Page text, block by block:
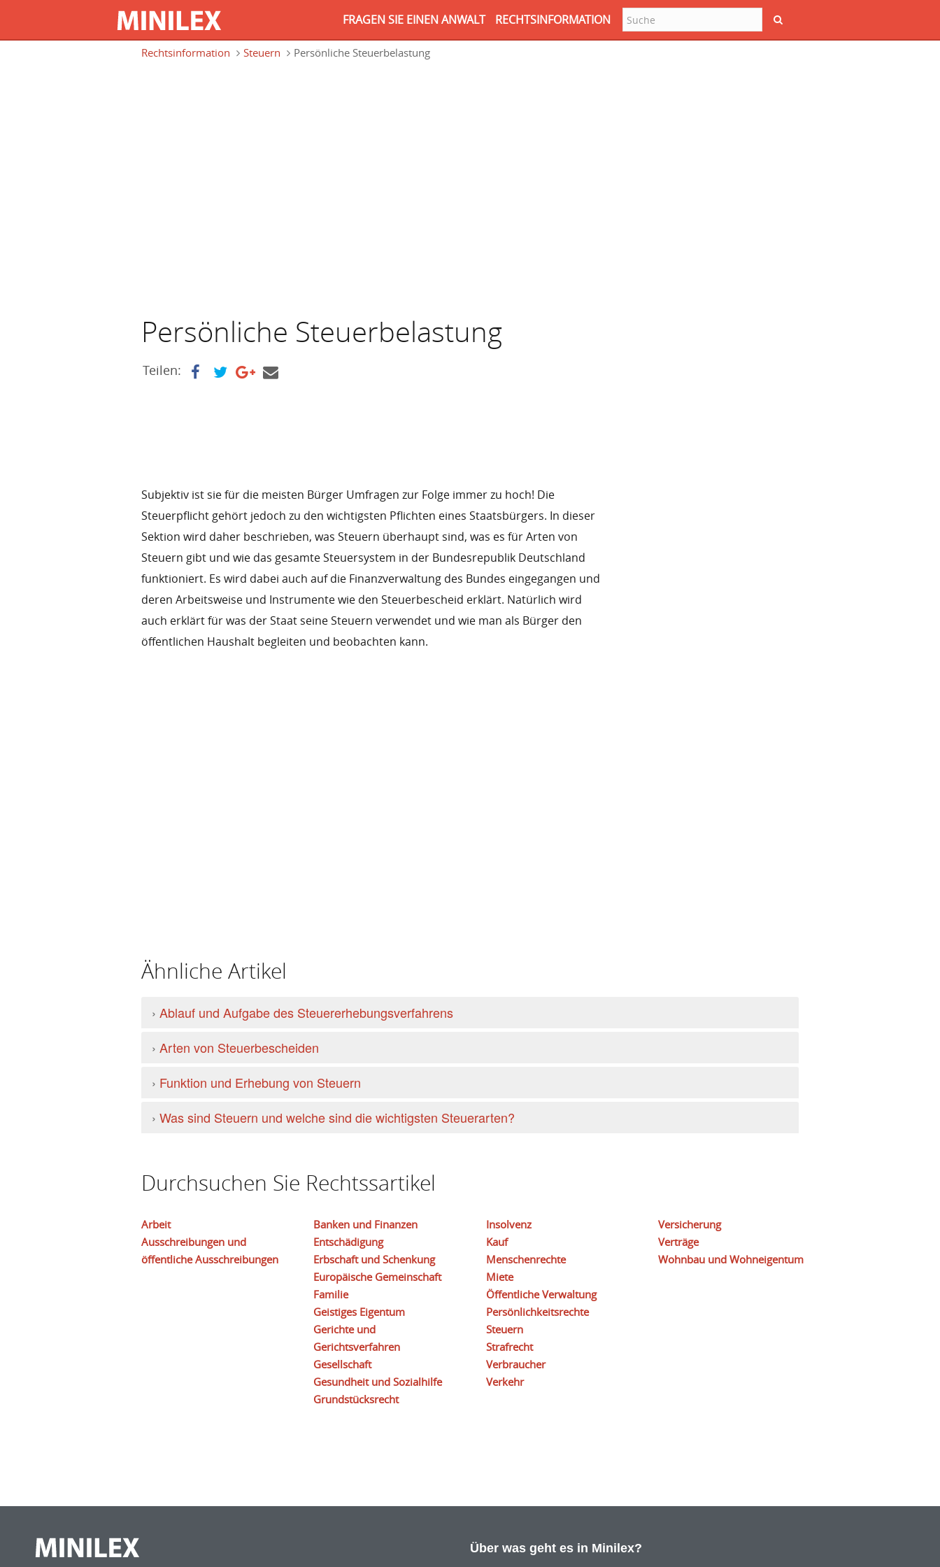
Direkt zum Inhalt Suche
FRAGEN SIE EINEN ANWALT RECHTSINFORMATION
Rechtsinformation Steuern Persönliche Steuerbelastung
Persönliche Steuerbelastung
Teilen:
Subjektiv ist sie für die meisten Bürger Umfragen zur Folge immer zu hoch! Die
Steuerpflicht gehört jedoch zu den wichtigsten Pflichten eines Staatsbürgers. In dieser
Sektion wird daher beschrieben, was Steuern überhaupt sind, was es für Arten von
Steuern gibt und wie das gesamte Steuersystem in der Bundesrepublik Deutschland
funktioniert. Es wird dabei auch auf die Finanzverwaltung des Bundes eingegangen und
deren Arbeitsweise und Instrumente wie den Steuerbescheid erklärt. Natürlich wird
auch erklärt für was der Staat seine Steuern verwendet und wie man als Bürger den
öffentlichen Haushalt begleiten und beobachten kann.
Ähnliche Artikel
› Ablauf und Aufgabe des Steuererhebungsverfahrens
› Arten von Steuerbescheiden
› Funktion und Erhebung von Steuern
› Was sind Steuern und welche sind die wichtigsten Steuerarten?
Durchsuchen Sie Rechtssartikel
Arbeit
Ausschreibungen und
öffentliche Ausschreibungen
Banken und Finanzen
Entschädigung
Erbschaft und Schenkung
Europäische Gemeinschaft
Familie
Geistiges Eigentum
Gerichte und
Gerichtsverfahren
Gesellschaft
Gesundheit und Sozialhilfe
Grundstücksrecht
Insolvenz
Kauf
Menschenrechte
Miete
Öffentliche Verwaltung
Persönlichkeitsrechte
Steuern
Strafrecht
Verbraucher
Verkehr
Versicherung
Verträge
Wohnbau und Wohneigentum
Über was geht es in Minilex?